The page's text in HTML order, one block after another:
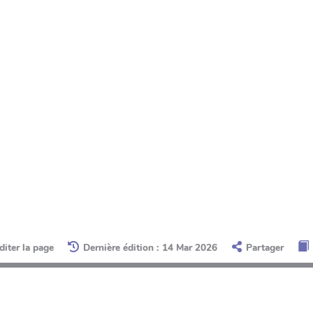
la page Dernière édition : 14 Mar 2026 Partager